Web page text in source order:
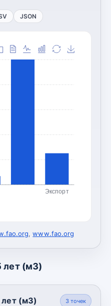
JSON
Экспорт
,www.fao.org
лет (м3)
лет (м3) 3точек